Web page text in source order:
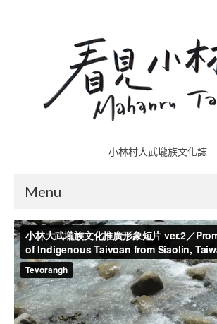
小林村大武壠族文化誌
Menu
小林村故事多
五里埔
日光小林
小愛小林